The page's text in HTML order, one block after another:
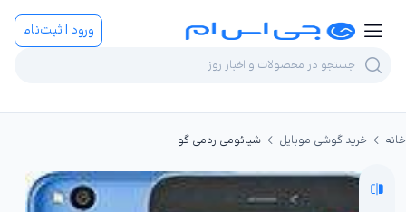
ورود | ثبت‌نام
خانه خرید گوشی موبایل شیائومی ردمی گو